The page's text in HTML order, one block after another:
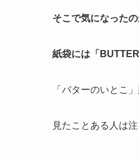
そこで気になった
紙袋には「
「バターのいとこ
見たことある人は